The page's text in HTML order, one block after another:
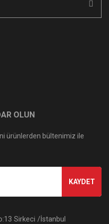
OLUN
ürünlerden bültenimiz ile
KAYDET
Sirkeci /İstanbul